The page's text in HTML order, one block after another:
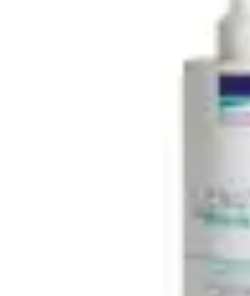
Innovazione Sostenibile